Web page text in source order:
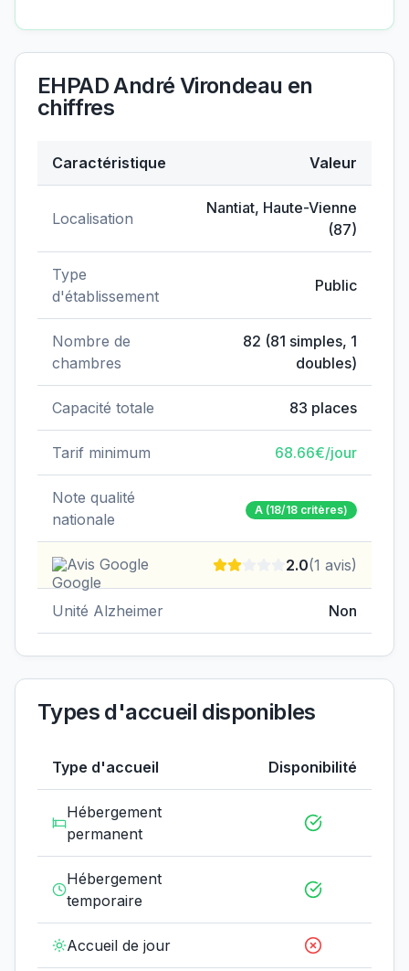
EHPAD André Virondeau en
chiffres
Caractéristique Valeur
Localisation
Nantiat, Haute-Vienne
(87)
Type
d'établissement
Public
Nombre de
chambres
82 (81 simples, 1
doubles)
Capacité totale 83 places
Tarif minimum 68.66€/jour
Note qualité
nationale
A (18/18 critères)
Avis Google 2.0(1 avis)
Unité Alzheimer Non
Types d'accueil disponibles
Type d'accueil Disponibilité
Hébergement
permanent
Hébergement
temporaire
Accueil de jour